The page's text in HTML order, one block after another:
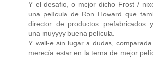
Y el desafio, o mejor dicho Frost /
una película de Ron Howard que
director de productos prefabricados
una muyyyy buena película.
Y wall-e sin lugar a dudas,
merecía estar en la terna de mejor